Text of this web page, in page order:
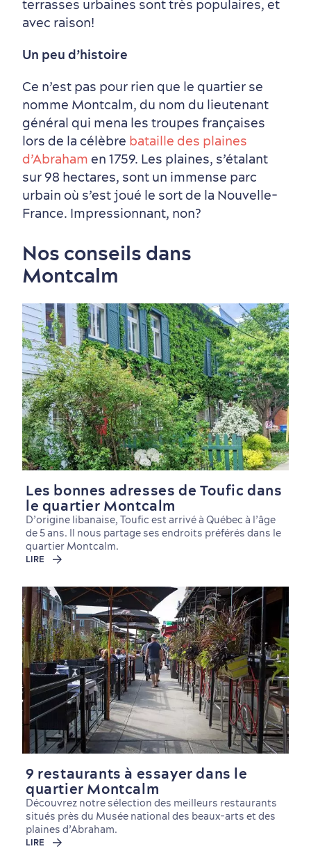
Saisons et climat
Culture animée
Nature à proximité
écoresponsable
terrasses urbaines sont très populaires, et
avec raison!
Un peu d’histoire
Ce n’est pas pour rien que le quartier se
nomme Montcalm, du nom du lieutenant
général qui mena les troupes françaises
lors de la célèbre bataille des plaines
d’Abraham en 1759. Les plaines, s’étalant
sur 98 hectares, sont un immense parc
urbain où s’est joué le sort de la Nouvelle-
France. Impressionnant, non?
Nos conseils dans
Montcalm
Les bonnes adresses de Toufic dans
le quartier Montcalm
D’origine libanaise, Toufic est arrivé à Québec à l’âge
de 5 ans. Il nous partage ses endroits préférés dans le
quartier Montcalm.
LIRE
9 restaurants à essayer dans le
quartier Montcalm
Découvrez notre sélection des meilleurs restaurants
situés près du Musée national des beaux-arts et des
plaines d’Abraham.
LIRE